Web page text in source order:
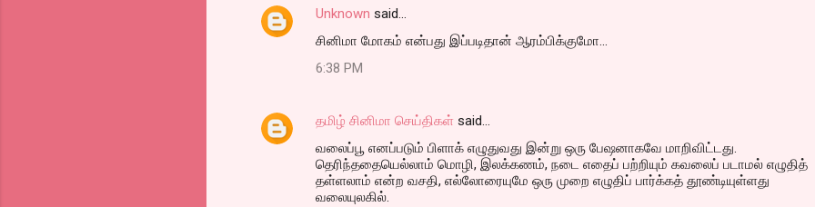
Unknown said…
சினிமா மோகம் என்பது இப்படிதான் ஆரம்பிக்குமோ...
6:38 PM
தமிழ் சினிமா செய்திகள் said…
வலைப்பூ எனப்படும் பிளாக் எழுதுவது இன்று ஒரு பேஷனாகவே மாறிவிட்டது.
தெரிந்ததையெல்லாம் மொழி, இலக்கணம், நடை எதைப் பற்றியும் கவலைப் படாமல் எழுதித்
தள்ளலாம் என்ற வசதி, எல்லோரையுமே ஒரு முறை எழுதிப் பார்க்கத் தூண்டியுள்ளது
வலையுலகில்.